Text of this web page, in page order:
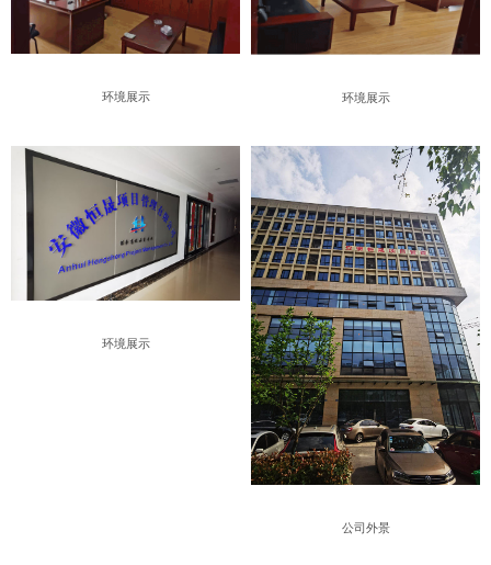
环境展示 环境展示
环境展示
公司外景